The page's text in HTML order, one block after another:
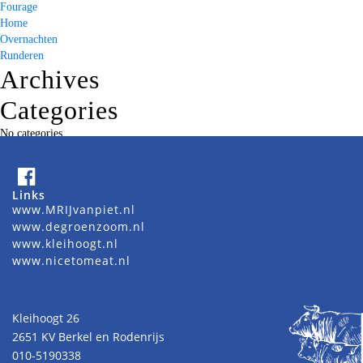
Fourage
Home
Overnachten
Runderen
Archives
Categories
No categories
Links
www.MRIJvanpiet.nl
www.degroenzoom.nl
www.kleihoogt.nl
www.nicetomeat.nl
Kleihoogt 26
2651 KV Berkel en Rodenrijs
010-5190338